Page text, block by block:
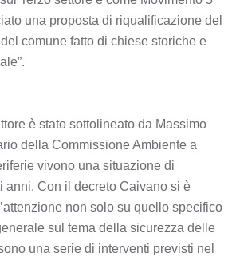
una proposta di riqualificazione del
comune fatto di chiese storiche e
è stato sottolineato da Massimo
della Commissione Ambiente a
vivono una situazione di
anni. Con il decreto Caivano si è
non solo su quello specifico
sul tema della sicurezza delle
una serie di interventi previsti nel